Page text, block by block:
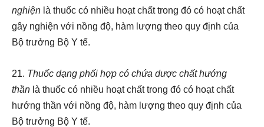
nghiện là thuốc có nhiều hoạt chất trong đó có hoạt chất
gây nghiện với nồng độ, hàm lượng theo quy định của
Bộ trưởng Bộ Y tế.
21. Thuốc dạng phối hợp có chứa dược chất hướng
thần là thuốc có nhiều hoạt chất trong đó có hoạt chất
hướng thần với nồng độ, hàm lượng theo quy định của
Bộ trưởng Bộ Y tế.